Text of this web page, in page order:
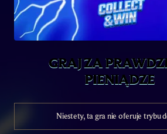
GRAJ ZA
PIENIĄDZE
Niestety, ta gra nie oferuje trybu